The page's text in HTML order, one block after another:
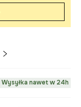
Wysyłka nawet w 24h